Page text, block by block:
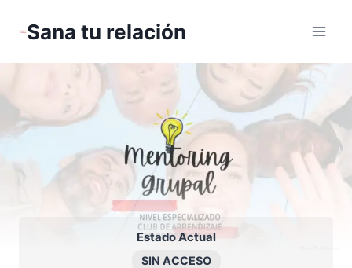
Sana tu relación
Estado Actual
SIN ACCESO